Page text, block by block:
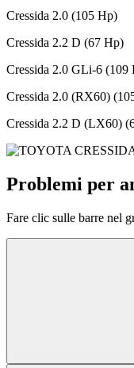
Cressida 2.0 (105 Hp)
Cressida 2.2 D (67 Hp)
Cressida 2.0 GLi-6 (109
Cressida 2.0 (RX60)
Cressida 2.2 D (LX60)
Problemi per
Fare clic sulle barre nel